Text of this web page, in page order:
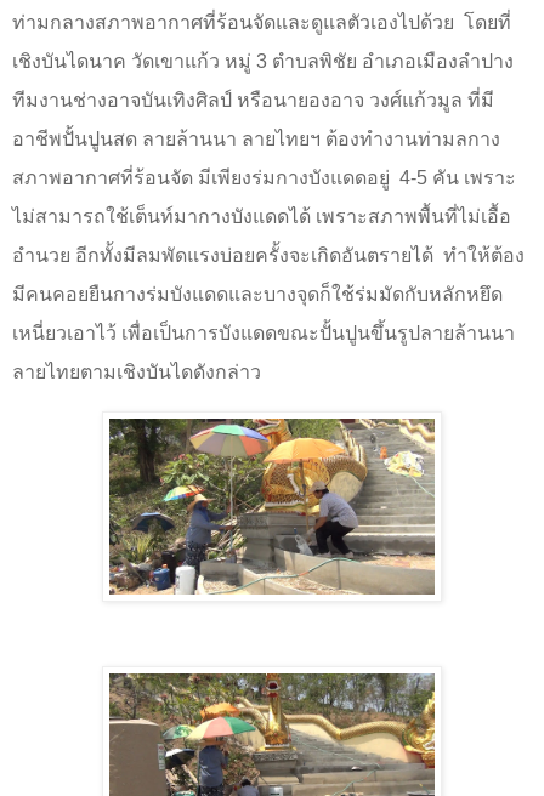
ท่ามกลางสภาพอากาศที่ร้อนจัดและดูแลตัวเองไปด้วย โดยที่
เชิงบันไดนาค วัดเขาแก้ว หมู่ 3 ตำบลพิชัย อำเภอเมืองลำปาง
ทีมงานช่างอาจบันเทิงศิลป์ หรือนายองอาจ วงศ์แก้วมูล ที่มี
อาชีพปั้นปูนสด ลายล้านนา ลายไทยฯ ต้องทำงานท่ามลกาง
สภาพอากาศที่ร้อนจัด มีเพียงร่มกางบังแดดอยู่ 4-5 คัน เพราะ
ไม่สามารถใช้เต็นท์มากางบังแดดได้ เพราะสภาพพื้นที่ไม่เอื้อ
อำนวย อีกทั้งมีลมพัดแรงบ่อยครั้งจะเกิดอันตรายได้ ทำให้ต้อง
มีคนคอยยืนกางร่มบังแดดและบางจุดก็ใช้ร่มมัดกับหลักหยึด
เหนี่ยวเอาไว้ เพื่อเป็นการบังแดดขณะปั้นปูนขึ้นรูปลายล้านนา
ลายไทยตามเชิงบันไดดังกล่าว